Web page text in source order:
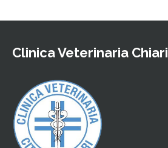
Clinica Veterinaria Chiari